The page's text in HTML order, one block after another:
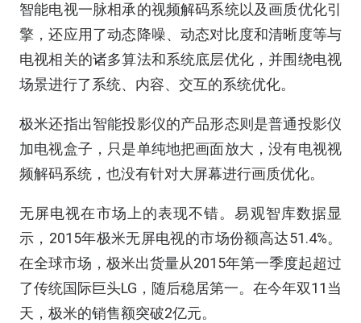
智能电视一脉相承的视频解码系统以及画质优化引
擎，还应用了动态降噪、动态对比度和清晰度等与
电视相关的诸多算法和系统底层优化，并围绕电视
场景进行了系统、内容、交互的系统优化。
极米还指出智能投影仪的产品形态则是普通投影仪
加电视盒子，只是单纯地把画面放大，没有电视视
频解码系统，也没有针对大屏幕进行画质优化。
无屏电视在市场上的表现不错。易观智库数据显
示，2015年极米无屏电视的市场份额高达51.4%。
在全球市场，极米出货量从2015年第一季度起超过
了传统国际巨头LG，随后稳居第一。在今年双11当
天，极米的销售额突破2亿元。